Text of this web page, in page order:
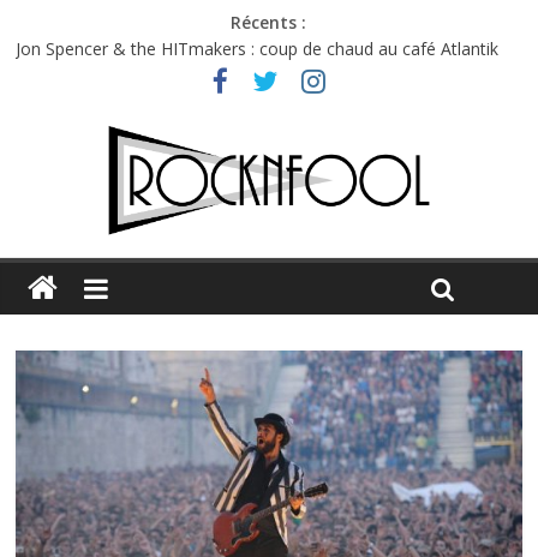
Récents :
Jon Spencer & the HITmakers : coup de chaud au café Atlantik
Hellfest 2026 vendredi : température et émotions en hausse
Hellfest 2026 jeudi : impossible de choisir entre chaleur et bonne
Première édition du Midgard Festival : entre bière, métal et
Charlie Puth à l’Olympia : la leçon de pop du Professeur Puth